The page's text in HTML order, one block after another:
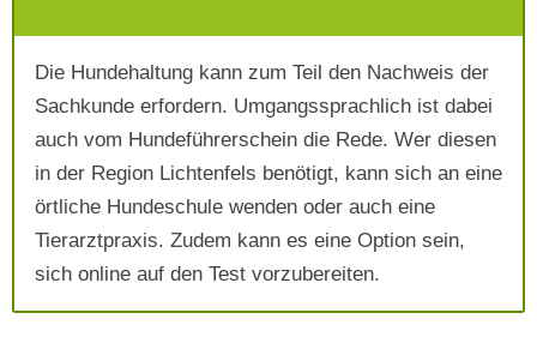
Mit Absenden der Daten akzeptiere ich die
AGB`s.
Absenden
Die Hundehaltung kann zum Teil den Nachweis der
Sachkunde erfordern. Umgangssprachlich ist dabei
auch vom Hundeführerschein die Rede. Wer diesen
in der Region Lichtenfels benötigt, kann sich an eine
örtliche Hundeschule wenden oder auch eine
Tierarztpraxis. Zudem kann es eine Option sein,
sich online auf den Test vorzubereiten.